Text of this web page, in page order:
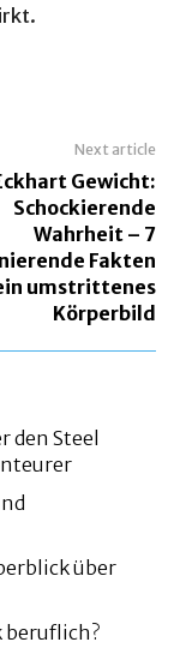
Next article
Gewicht:
Schockierende
Wahrheit – 7
Fakten
umstrittenes
Körperbild
den Steel
über
beruflich?